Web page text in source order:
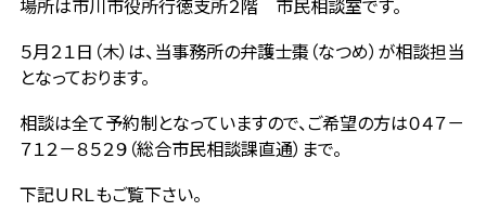
場所は市川市役所行徳支所２階 市民相談室です。
５月２１日（木）は、当事務所の弁護士棗（なつめ）が相談担当
となっております。
相談は全て予約制となっていますので、ご希望の方は０４７－
７１２－８５２９（総合市民相談課直通）まで。
下記ＵＲＬもご覧下さい。
ご相談の流れ